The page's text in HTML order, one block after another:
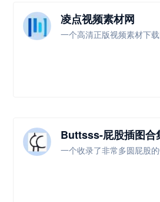
凌点视频素材网
一个高清正版视频素材下
Buttsss-屁股插图合
一个收录了非常多圆屁股